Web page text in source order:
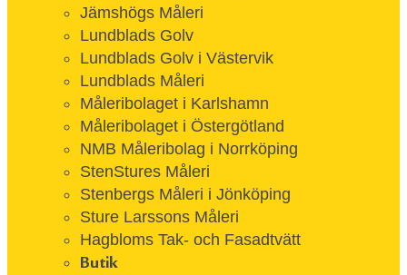
Jämshögs Måleri
Lundblads Golv
Lundblads Golv i Västervik
Lundblads Måleri
Måleribolaget i Karlshamn
Måleribolaget i Östergötland
NMB Måleribolag i Norrköping
StenStures Måleri
Stenbergs Måleri i Jönköping
Sture Larssons Måleri
Hagbloms Tak- och Fasadtvätt
Butik